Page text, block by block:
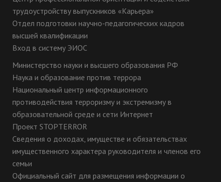
трудоустройству выпускников «Карьера»
Отдел подготовки научно-педагогических кадров
высшей квалификации
Вход в систему ЭИОС
Министерство науки и высшего образования РФ
Наука и образование против террора
Национальный центр информационного
противодействия терроризму и экстремизму в
образовательной среде и сети Интернет
Проект STOPTERROR
Сведения о доходах, имуществе и обязательствах
имущественного характера руководителя и членов его
семьи
Официальный сайт для размещения информации о